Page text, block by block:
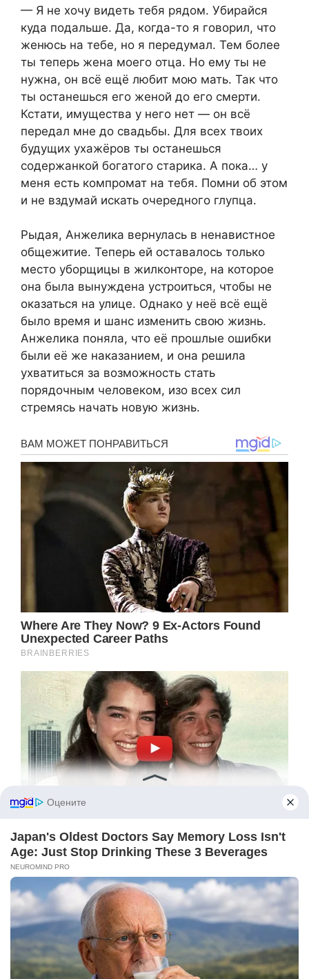
— Я не хочу видеть тебя рядом. Убирайся
куда подальше. Да, когда-то я говорил, что
женюсь на тебе, но я передумал. Тем более
ты теперь жена моего отца. Но ему ты не
нужна, он всё ещё любит мою мать. Так что
ты останешься его женой до его смерти.
Кстати, имущества у него нет — он всё
передал мне до свадьбы. Для всех твоих
будущих ухажёров ты останешься
содержанкой богатого старика. А пока… у
меня есть компромат на тебя. Помни об этом
и не вздумай искать очередного глупца.
Рыдая, Анжелика вернулась в ненавистное
общежитие. Теперь ей оставалось только
место уборщицы в жилконторе, на которое
она была вынуждена устроиться, чтобы не
оказаться на улице. Однако у неё всё ещё
было время и шанс изменить свою жизнь.
Анжелика поняла, что её прошлые ошибки
были её же наказанием, и она решила
ухватиться за возможность стать
порядочным человеком, изо всех сил
стремясь начать новую жизнь.